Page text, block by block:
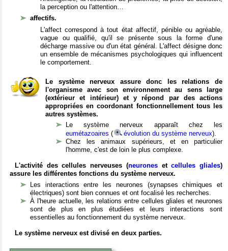
la perception ou l'attention…
affectifs.
L'affect correspond à tout état affectif, pénible ou agréable,
vague ou qualifié, qu'il se présente sous la forme d'une
décharge massive ou d'un état général. L'affect désigne donc
un ensemble de mécanismes psychologiques qui influencent
le comportement.
Le système nerveux assure donc les relations de
l'organisme avec son environnement au sens large
(extérieur et intérieur) et y répond par des actions
appropriées en coordonant fonctionnellement tous les
autres systèmes.
Le système nerveux apparaît chez les
eumétazoaires ( évolution du système nerveux).
Chez les animaux supérieurs, et en particulier
l'homme, c'est de loin le plus complexe.
L'activité des cellules nerveuses (neuronesetcellules gliales)
assure les différentes fonctions du système nerveux.
Les interactions entre les neurones (synapses chimiques et
électriques) sont bien connues et ont focalisé les recherches.
À l'heure actuelle, les relations entre cellules gliales et neurones
sont de plus en plus étudiées et leurs interactions sont
essentielles au fonctionnement du système nerveux.
Le système nerveux est divisé en deux parties.